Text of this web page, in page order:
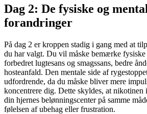
Dag 2: De fysiske og
forandringer
På dag 2 er kroppen stadig i gang med at
du har valgt. Du vil måske bemærke fysiske
forbedret lugtesans og smagssans, bedre
hosteanfald. Den mentale side af
udfordrende, da du måske bliver mere
koncentrere dig. Dette skyldes, at
din hjernes belønningscenter på samme
følelsen af ​​ubehag eller frustration.